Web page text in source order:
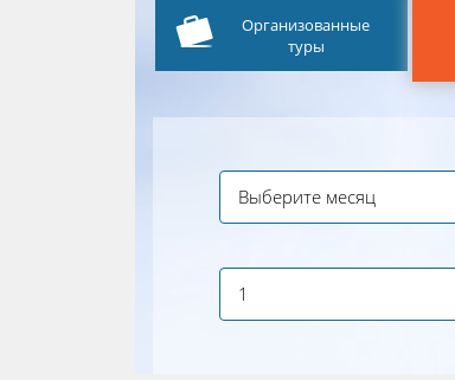
Организованные
туры